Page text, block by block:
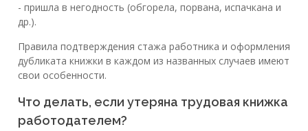
- пришла в негодность (обгорела, порвана, испачкана и
др.).
Правила подтверждения стажа работника и оформления
дубликата книжки в каждом из названных случаев имеют
свои особенности.
Что делать, если утеряна трудовая книжка
работодателем?